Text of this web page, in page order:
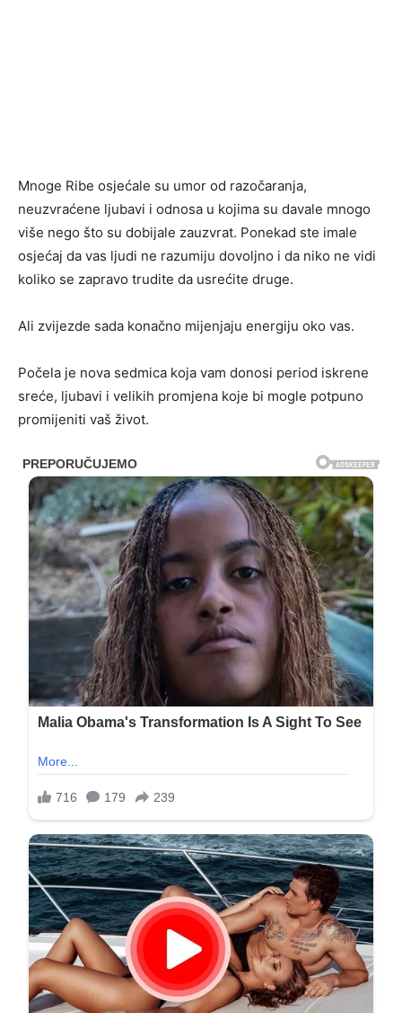
Mnoge Ribe osjećale su umor od razočaranja,
neuzvraćene ljubavi i odnosa u kojima su davale mnogo
više nego što su dobijale zauzvrat. Ponekad ste imale
osjećaj da vas ljudi ne razumiju dovoljno i da niko ne vidi
koliko se zapravo trudite da usrećite druge.
Ali zvijezde sada konačno mijenjaju energiju oko vas.
Počela je nova sedmica koja vam donosi period iskrene
sreće, ljubavi i velikih promjena koje bi mogle potpuno
promijeniti vaš život.